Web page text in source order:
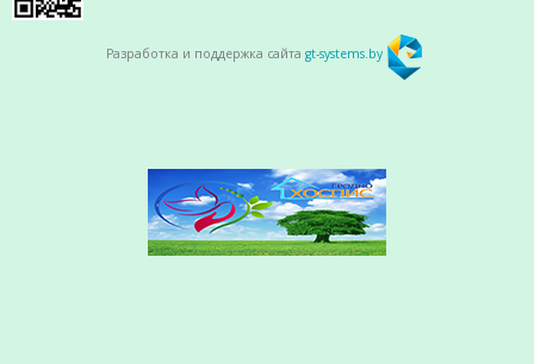
Разработка и поддержка сайта gt-systems.by